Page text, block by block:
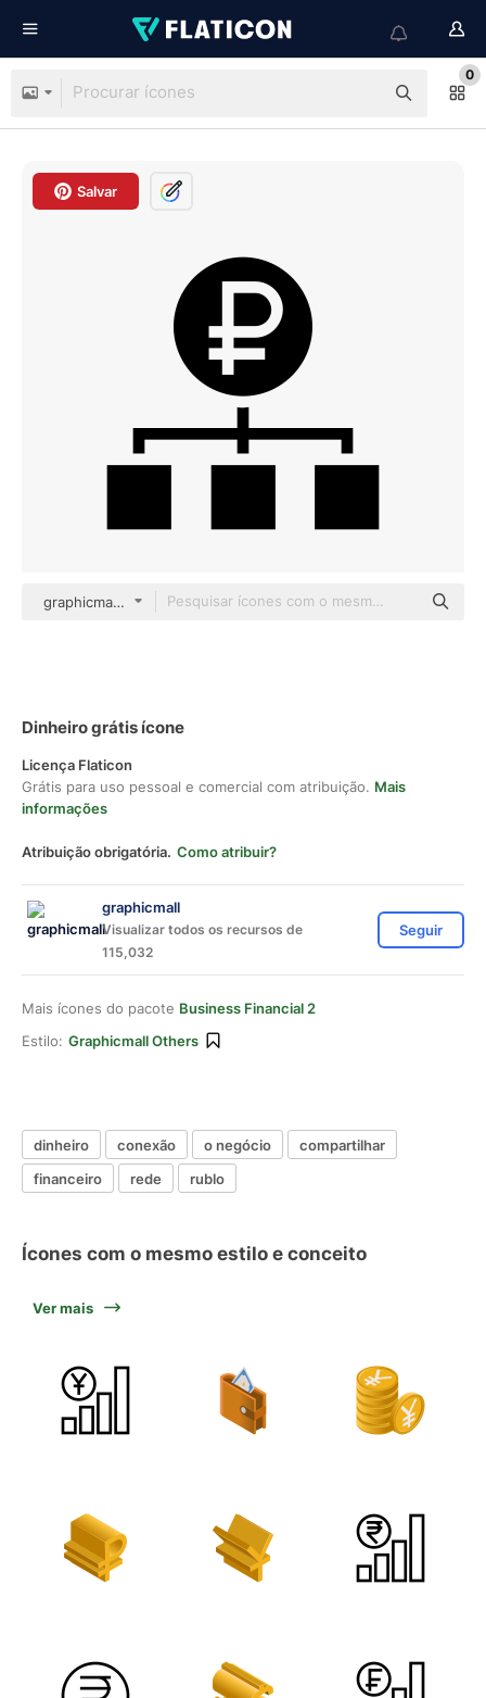
0
Salvar
graphicmall Others
Dinheiro grátis ícone
Licença Flaticon
Grátis para uso pessoal e comercial com atribuição. Mais
informações
Atribuição obrigatória. Como atribuir?
graphicmall
Visualizar todos os recursos de
115,032
Seguir
Mais ícones do pacote Business Financial 2
Estilo: Graphicmall Others
dinheiro conexão o negócio
compartilhar
financeiro
rede rublo
Ícones com o mesmo estilo e conceito
Ver mais